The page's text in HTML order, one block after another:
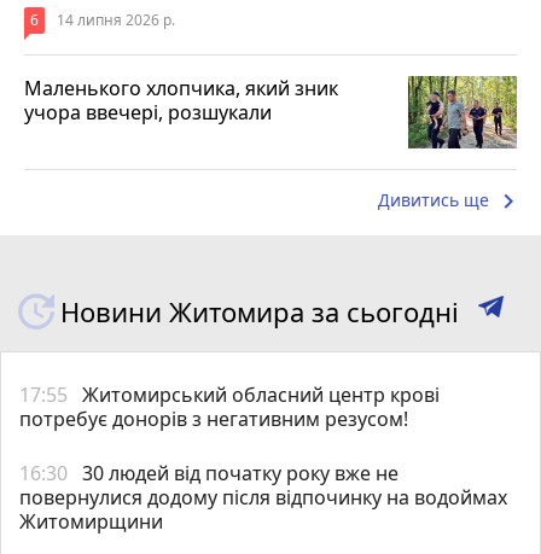
6 14 липня 2026 р.
Маленького хлопчика, який зник
учора ввечері, розшукали
Дивитись ще keyboard_arrow_right
Новини Житомира за сьогодні
17:55 Житомирський обласний центр крові
потребує донорів з негативним резусом!
16:30 30 людей від початку року вже не
повернулися додому після відпочинку на водоймах
Житомирщини